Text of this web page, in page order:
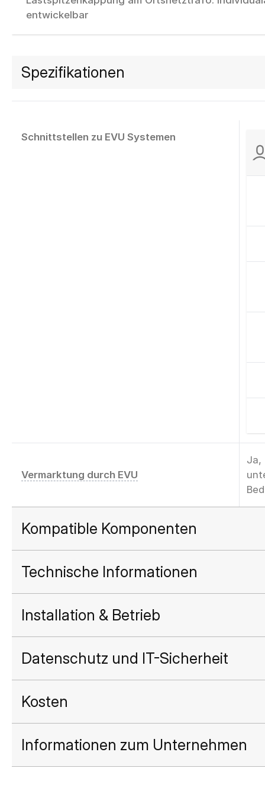
entwickelbar
Spezifikationen
Schnittstellen zu EVU Systemen
Vermarktung durch EVU
Ja,
Kompatible Komponenten
Technische Informationen
Installation & Betrieb
Datenschutz und IT-Sicherheit
Kosten
Informationen zum Unternehmen